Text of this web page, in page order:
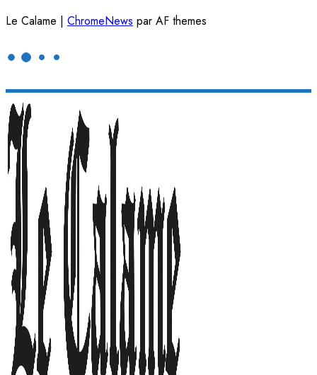
Le Calame | ChromeNews par AF themes